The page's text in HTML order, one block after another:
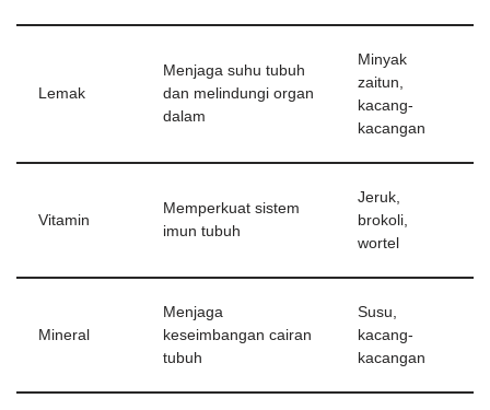
Lemak
Menjaga suhu tubuh
dan melindungi organ
dalam
Minyak
zaitun,
kacang-
kacangan
Vitamin
Memperkuat sistem
imun tubuh
Jeruk,
brokoli,
wortel
Mineral
Menjaga
keseimbangan cairan
tubuh
Susu,
kacang-
kacangan